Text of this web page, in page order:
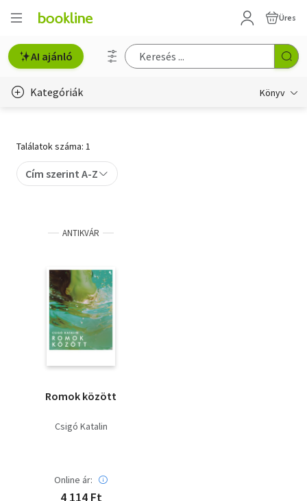
Üres
AI ajánló
Kategóriák Könyv
Gyermek- és ifjúsági
Művészet
Szakkönyv
Szótár, nyelvkönyv
Társadalomtudomány
Természettudomány
Találatok száma: 1
Cím szerint A-Z
ANTIKVÁR
Romok között
Csigó Katalin
Online ár:
4 114 Ft